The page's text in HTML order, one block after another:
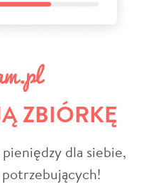
ZBIÓRKĘ
pieniędzy dla siebie,